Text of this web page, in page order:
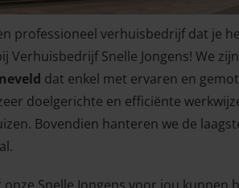
professioneel verhuisbedrijf dat je
Verhuisbedrijf Snelle Jongens! We
dat enkel met ervaren en
doelgerichte en efficiënte
Bovendien hanteren we de